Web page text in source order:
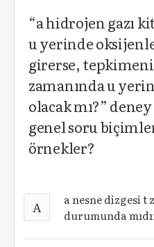
“a hidrojen gazı
u yerinde
girerse,
zamanında u
olacak mı?”
genel soru
örnekler?
A
a nesne dizgesi t
durumunda